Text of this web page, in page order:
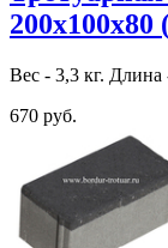
200х100х80
Вес - 3,3 кг.
670 руб.